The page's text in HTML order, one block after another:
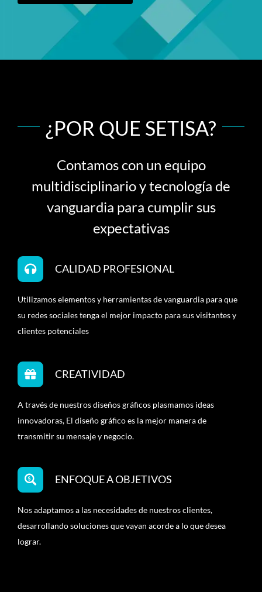
¿POR QUE SETISA?
Contamos con un equipo
multidisciplinario y tecnología de
vanguardia para cumplir sus
expectativas
CALIDAD PROFESIONAL
Utilizamos elementos y herramientas de vanguardia para que
su redes sociales tenga el mejor impacto para sus visitantes y
clientes potenciales
CREATIVIDAD
A través de nuestros diseños gráficos plasmamos ideas
innovadoras, El diseño gráfico es la mejor manera de
transmitir su mensaje y negocio.
ENFOQUE A OBJETIVOS
Nos adaptamos a las necesidades de nuestros clientes,
desarrollando soluciones que vayan acorde a lo que desea
lograr.